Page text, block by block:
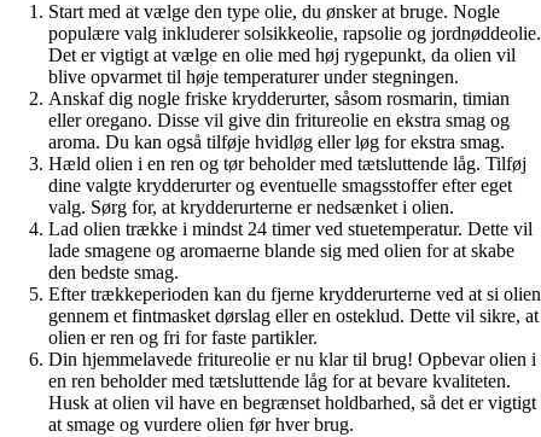
Start med at vælge den type olie, du ønsker at bruge. Nogle
populære valg inkluderer solsikkeolie, rapsolie og jordnøddeolie.
Det er vigtigt at vælge en olie med høj rygepunkt, da olien vil
blive opvarmet til høje temperaturer under stegningen.
Anskaf dig nogle friske krydderurter, såsom rosmarin, timian
eller oregano. Disse vil give din fritureolie en ekstra smag og
aroma. Du kan også tilføje hvidløg eller løg for ekstra smag.
Hæld olien i en ren og tør beholder med tætsluttende låg. Tilføj
dine valgte krydderurter og eventuelle smagsstoffer efter eget
valg. Sørg for, at krydderurterne er nedsænket i olien.
Lad olien trække i mindst 24 timer ved stuetemperatur. Dette vil
lade smagene og aromaerne blande sig med olien for at skabe
den bedste smag.
Efter trækkeperioden kan du fjerne krydderurterne ved at si olien
gennem et fintmasket dørslag eller en osteklud. Dette vil sikre, at
olien er ren og fri for faste partikler.
Din hjemmelavede fritureolie er nu klar til brug! Opbevar olien i
en ren beholder med tætsluttende låg for at bevare kvaliteten.
Husk at olien vil have en begrænset holdbarhed, så det er vigtigt
at smage og vurdere olien før hver brug.